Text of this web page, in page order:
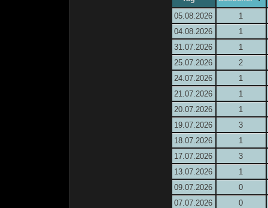
05.08.2026
1
04.08.2026
1
31.07.2026
1
25.07.2026
2
24.07.2026
1
21.07.2026
1
20.07.2026
1
19.07.2026
3
18.07.2026
1
17.07.2026
3
13.07.2026
1
09.07.2026
0
07.07.2026
0